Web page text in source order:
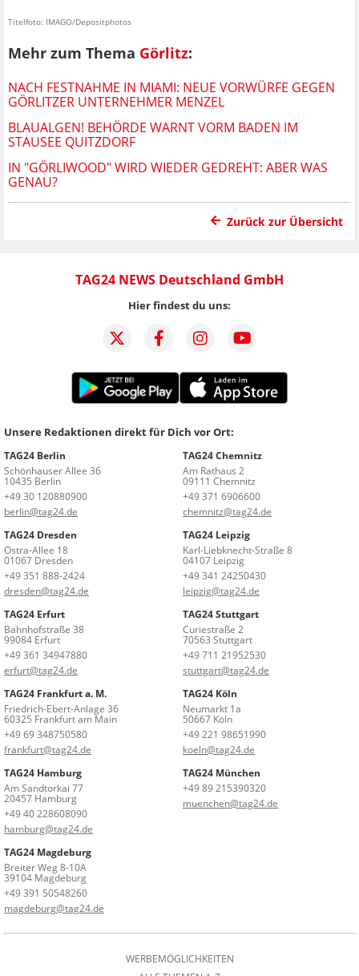
Titelfoto: IMAGO/Depositphotos
Mehr zum Thema Görlitz:
NACH FESTNAHME IN MIAMI: NEUE VORWÜRFE GEGEN
GÖRLITZER UNTERNEHMER MENZEL
BLAUALGEN! BEHÖRDE WARNT VORM BADEN IM
STAUSEE QUITZDORF
IN "GÖRLIWOOD" WIRD WIEDER GEDREHT: ABER WAS
GENAU?
Zurück zur Übersicht
TAG24 NEWS Deutschland GmbH
Hier findest du uns:
Unsere Redaktionen direkt für Dich vor Ort:
TAG24 Berlin
Schönhauser Allee 36
10435 Berlin
+49 30 120880900
berlin@tag24.de
TAG24 Chemnitz
Am Rathaus 2
09111 Chemnitz
+49 371 6906600
chemnitz@tag24.de
TAG24 Dresden
Ostra-Allee 18
01067 Dresden
+49 351 888-2424
dresden@tag24.de
TAG24 Leipzig
Karl-Liebknecht-Straße 8
04107 Leipzig
+49 341 24250430
leipzig@tag24.de
TAG24 Erfurt
Bahnhofstraße 38
99084 Erfurt
+49 361 34947880
erfurt@tag24.de
TAG24 Stuttgart
Curiestraße 2
70563 Stuttgart
+49 711 21952530
stuttgart@tag24.de
TAG24 Frankfurt a. M.
Friedrich-Ebert-Anlage 36
60325 Frankfurt am Main
+49 69 348750580
frankfurt@tag24.de
TAG24 Köln
Neumarkt 1a
50667 Köln
+49 221 98651990
koeln@tag24.de
TAG24 Hamburg
Am Sandtorkai 77
20457 Hamburg
+49 40 228608090
hamburg@tag24.de
TAG24 München
+49 89 215390320
muenchen@tag24.de
TAG24 Magdeburg
Breiter Weg 8-10A
39104 Magdeburg
+49 391 50548260
magdeburg@tag24.de
WERBEMÖGLICHKEITEN